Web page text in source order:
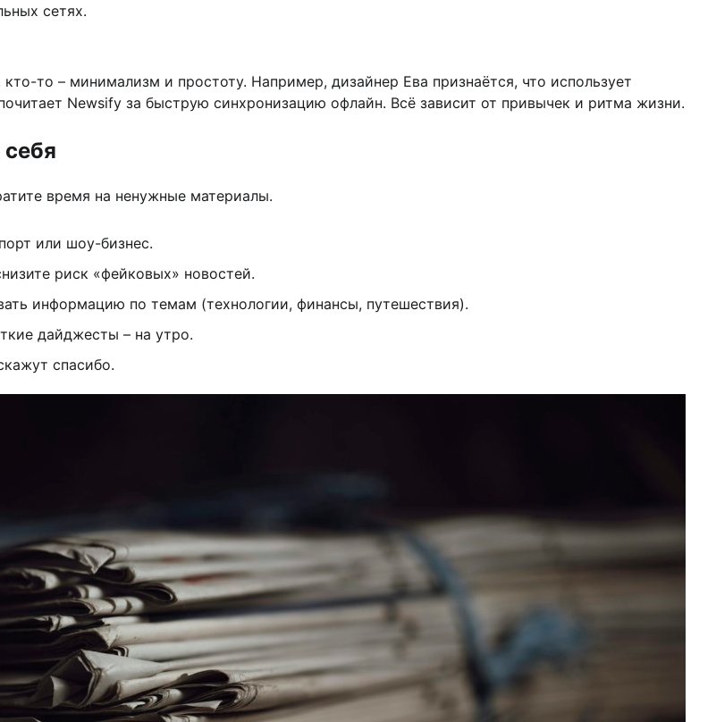
сетях.
то – минимализм и простоту. Например, дизайнер Ева признаётся, что использует
Newsify за быструю синхронизацию офлайн. Всё зависит от привычек и ритма жизни.
время на ненужные материалы.
или шоу-бизнес.
риск «фейковых» новостей.
информацию по темам (технологии, финансы, путешествия).
дайджесты – на утро.
спасибо.